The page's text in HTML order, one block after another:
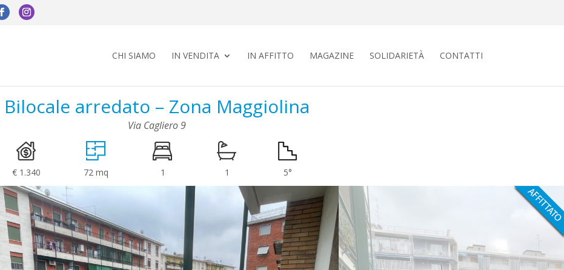
CHI SIAMO IN VENDITA IN AFFITTO MAGAZINE SOLIDARIETÀ CONTATTI
Bilocale arredato – Zona Maggiolina
Via Cagliero 9
€ 1.340 72 mq 1 1 5°